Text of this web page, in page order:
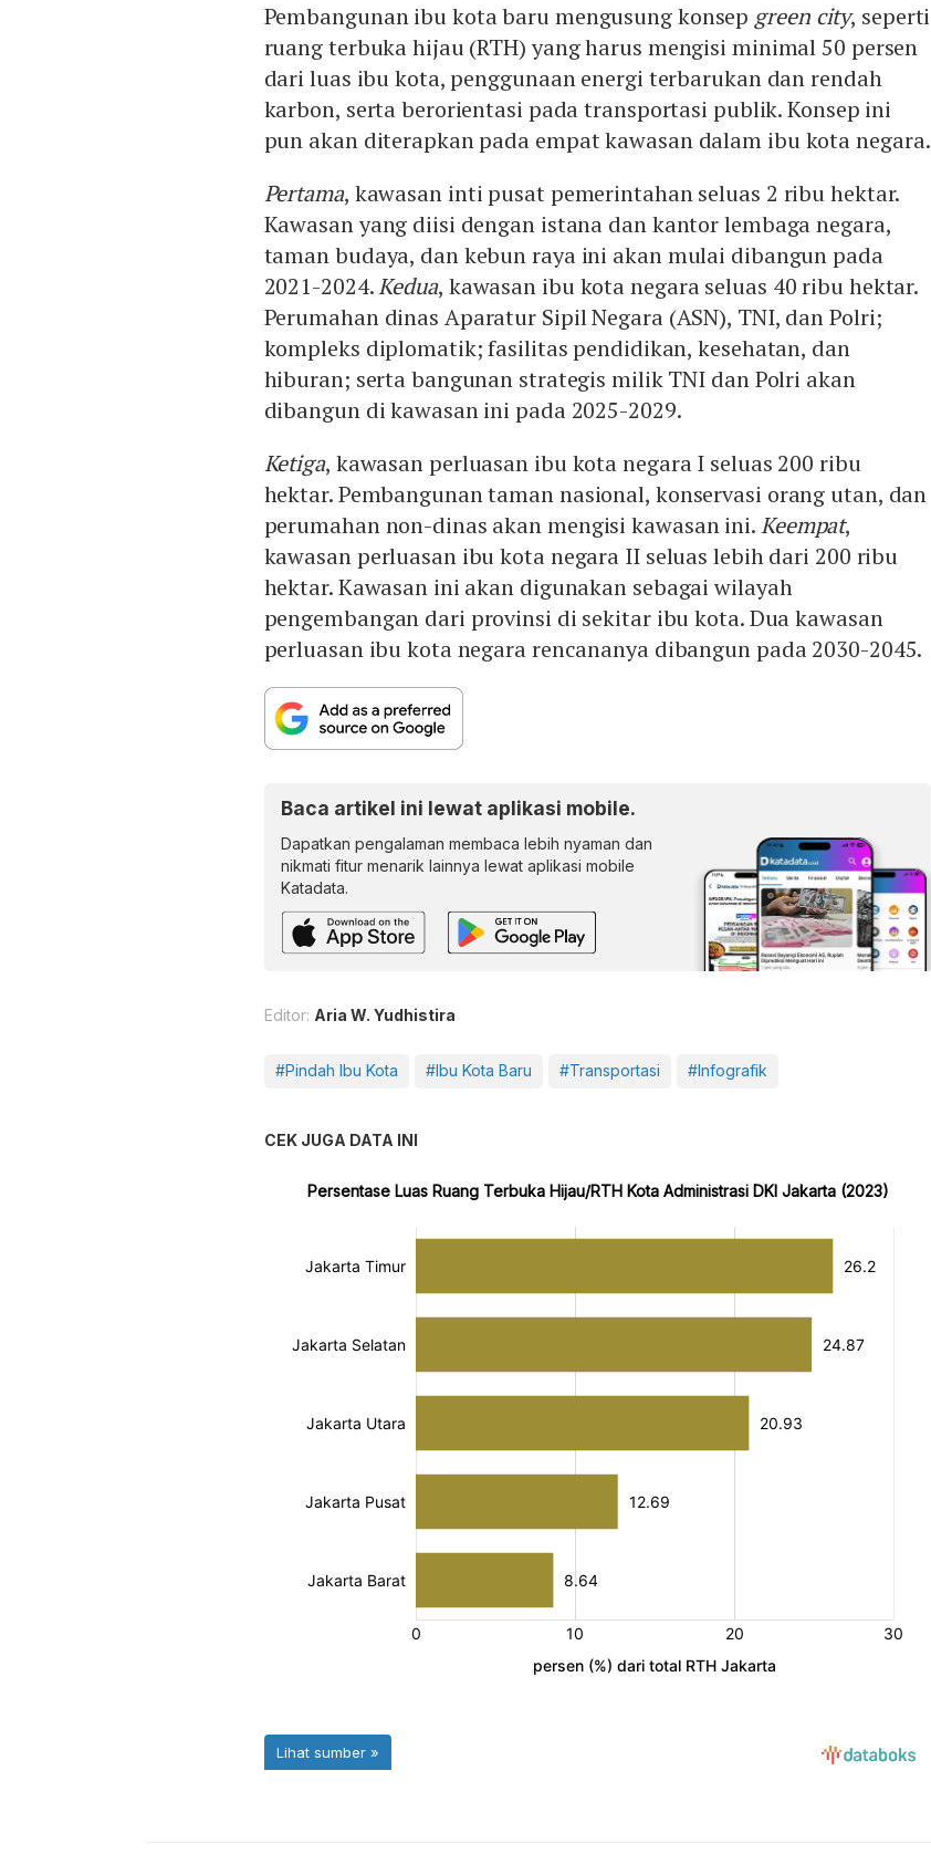
Pembangunan ibu kota baru mengusung konsep green city, seperti
ruang terbuka hijau (RTH) yang harus mengisi minimal 50 persen
dari luas ibu kota, penggunaan energi terbarukan dan rendah
karbon, serta berorientasi pada transportasi publik. Konsep ini
pun akan diterapkan pada empat kawasan dalam ibu kota negara.
Pertama, kawasan inti pusat pemerintahan seluas 2 ribu hektar.
Kawasan yang diisi dengan istana dan kantor lembaga negara,
taman budaya, dan kebun raya ini akan mulai dibangun pada
2021-2024.Kedua, kawasan ibu kota negara seluas 40 ribu hektar.
Perumahan dinas Aparatur Sipil Negara (ASN), TNI, dan Polri;
kompleks diplomatik; fasilitas pendidikan, kesehatan, dan
hiburan; serta bangunan strategis milik TNI dan Polri akan
dibangun di kawasan ini pada 2025-2029.
Ketiga, kawasan perluasan ibu kota negara I seluas 200 ribu
hektar. Pembangunan taman nasional, konservasi orang utan, dan
perumahan non-dinas akan mengisi kawasan ini.Keempat,
kawasan perluasan ibu kota negara II seluas lebih dari 200 ribu
hektar. Kawasan ini akan digunakan sebagai wilayah
pengembangan dari provinsi di sekitar ibu kota. Dua kawasan
perluasan ibu kota negara rencananya dibangun pada 2030-2045.
Baca artikel ini lewat aplikasi mobile.
Dapatkan pengalaman membaca lebih nyaman dan
nikmati fitur menarik lainnya lewat aplikasi mobile
Katadata.
Editor: Aria W. Yudhistira
#Pindah Ibu Kota #Ibu Kota Baru #Transportasi #Infografik
CEK JUGA DATA INI